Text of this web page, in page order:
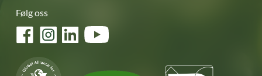
Følg oss
FacebookInstagramLinkedInYouTube